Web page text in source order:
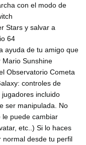
con el modo de
Stars y salvar a
64
ayuda de tu amigo que
Mario Sunshine
Observatorio Cometa
controles de
incluido
ser manipulada. No
le puede cambiar
etc..) Si lo haces
normal desde tu perfil